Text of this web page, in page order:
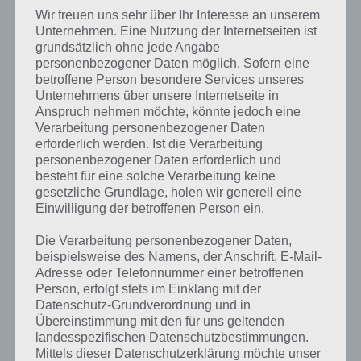
Kriterien freigeschaltet werden.
Sonic Dash 2 Sonic Boom ist kostenlos zum Download erhältlich und
finanziert sich über In-App-Käufe sowie Werbung. Notwendig sind
die In-App-Käufe zwar nicht, ihr könnt die zahlreichen Charaktere
jedoch schneller in Sonic Dash 2 Sonic Boom freischalten.
Weitere Informationen zu Sonic Dash 2
Sonic Boom
welche von Sega veröffentlicht worden ist. Nachfolgend haben wir
weitere Artikel zur App mit mehr Informationen verlinkt.
Wir freuen uns sehr über Ihr Interesse an unserem
Unternehmen. Eine Nutzung der Internetseiten ist
grundsätzlich ohne jede Angabe
personenbezogener Daten möglich. Sofern eine
betroffene Person besondere Services unseres
Unternehmens über unsere Internetseite in
Anspruch nehmen möchte, könnte jedoch eine
Verarbeitung personenbezogener Daten
erforderlich werden. Ist die Verarbeitung
personenbezogener Daten erforderlich und
besteht für eine solche Verarbeitung keine
gesetzliche Grundlage, holen wir generell eine
Einwilligung der betroffenen Person ein.
Die Verarbeitung personenbezogener Daten,
beispielsweise des Namens, der Anschrift, E-Mail-
Adresse oder Telefonnummer einer betroffenen
Person, erfolgt stets im Einklang mit der
Datenschutz-Grundverordnung und in
Übereinstimmung mit den für uns geltenden
landesspezifischen Datenschutzbestimmungen.
Mittels dieser Datenschutzerklärung möchte unser